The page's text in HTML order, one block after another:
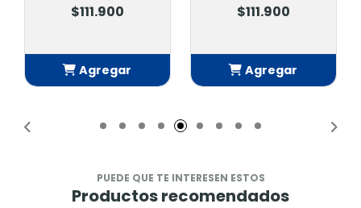
$111.900
Agregar
$109.900
Agregar
PUEDE QUE TE INTERESEN ESTOS
Productos recomendados